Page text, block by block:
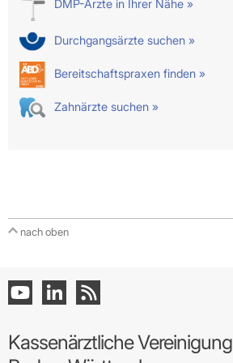
DMP-Ärzte in Ihrer Nähe »
Durchgangsärzte suchen »
Bereitschaftspraxen finden »
Zahnärzte suchen »
nach oben
Kassenärztliche Vereinigung